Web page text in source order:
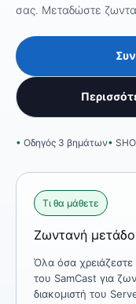
σας. Μεταδώστε
Οδηγός 3 βημάτων
Τι θα μάθετε
Ζωντανή
Όλα όσα χρειάζεστε
του SamCast για
διακομιστή του